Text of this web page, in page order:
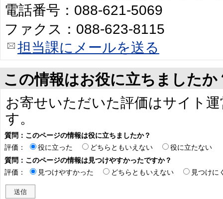
電話番号：088-621-5069
ファクス：088-623-8115
担当課にメールを送る
この情報はお役に立ちましたか
お寄せいただいた評価はサイト
す。
質問：このページの情報は役に立ちましたか？
評価：
役に立った どちらともいえない
役に立たない
質問：このページの情報は見つけやすかったですか？
評価：
見つけやすかった どちらともいえない 見つけに